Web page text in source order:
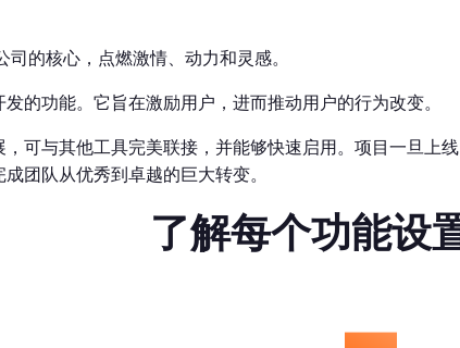
的核心，点燃激情、动力和灵感。
的功能。它旨在激励用户，进而推动用户的行为改变。
可与其他工具完美联接，并能够快速启用。项目一旦上
团队从优秀到卓越的巨大转变。
了解每个功能设